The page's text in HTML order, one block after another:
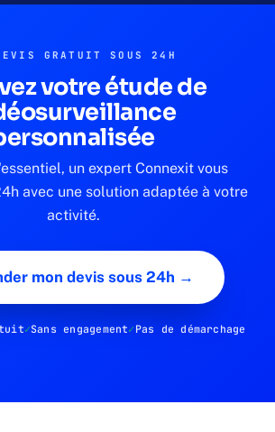
GRATUIT SOUS 24H
votre étude de
un expert Connexit vous
avec une solution adaptée à votre
activité.
mon devis sous 24h →
Sans engagement Pas de démarchage